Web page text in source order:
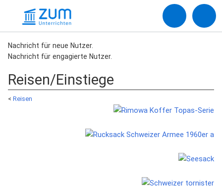
Nachricht für neue Nutzer.
Nachricht für engagierte Nutzer.
Reisen/Einstiege
< Reisen